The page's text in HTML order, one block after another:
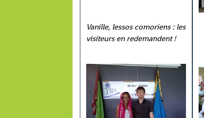
Vanille, lessos comoriens : les
visiteurs en redemandent !